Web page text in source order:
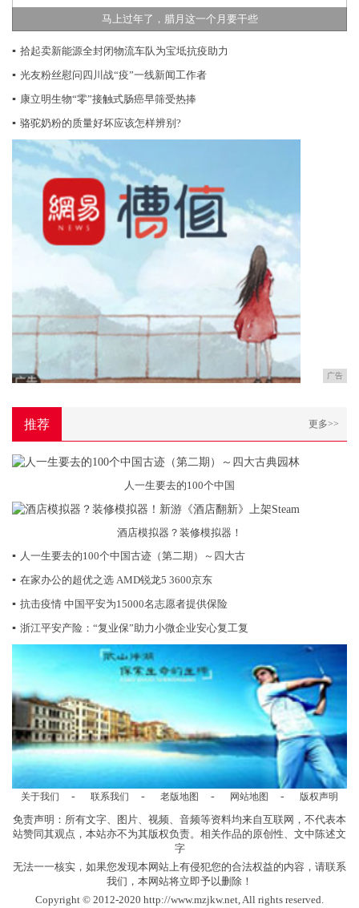
马上过年了，腊月这一个月要干些
▪ 拾起卖新能源全封闭物流车队为宝坻抗疫助力
▪ 光友粉丝慰问四川战“疫”一线新闻工作者
▪ 康立明生物“零”接触式肠癌早筛受热捧
▪ 骆驼奶粉的质量好坏应该怎样辨别?
广告
推荐 更多>>
人一生要去的100个中国
酒店模拟器？装修模拟器！
▪ 人一生要去的100个中国古迹（第二期）～四大古
▪ 在家办公的超优之选 AMD锐龙5 3600京东
▪ 抗击疫情 中国平安为15000名志愿者提供保险
▪ 浙江平安产险：“复业保”助力小微企业安心复工复
关于我们 - 联系我们 - 老版地图 - 网站地图 - 版权声明
免责声明：所有文字、图片、视频、音频等资料均来自互联网，不代表本
站赞同其观点，本站亦不为其版权负责。相关作品的原创性、文中陈述文
字
无法一一核实，如果您发现本网站上有侵犯您的合法权益的内容，请联系
我们，本网站将立即予以删除！
Copyright © 2012-2020 http://www.mzjkw.net, All rights reserved.